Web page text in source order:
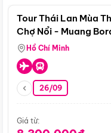
Tour Thái Lan Mùa
Chợ Nổi - Muang
Airlines)
Hồ Chí Minh
26/09
Giá từ: